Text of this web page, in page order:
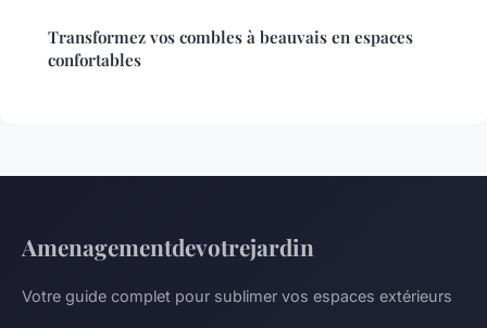
Transformez vos combles à beauvais en espaces
confortables
Amenagementdevotrejardin
Votre guide complet pour sublimer vos espaces extérieurs